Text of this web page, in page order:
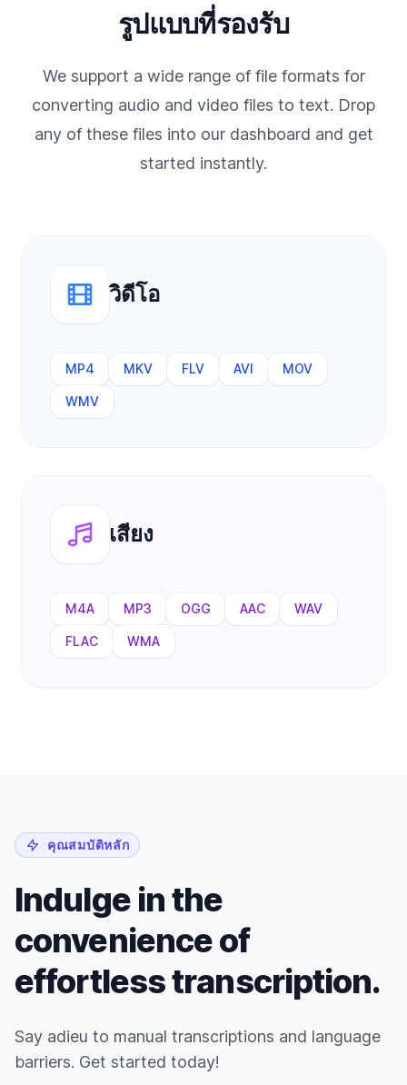
รูปแบบที่รองรับ
We support a wide range of file formats for
converting audio and video files to text. Drop
any of these files into our dashboard and get
started instantly.
วิดีโอ
MP4 MKV FLV AVI MOV
WMV
เสียง
M4A MP3 OGG AAC WAV
FLAC WMA
คุณสมบัติหลัก
Indulge in the
convenience of
effortless transcription.
Say adieu to manual transcriptions and language
barriers. Get started today!